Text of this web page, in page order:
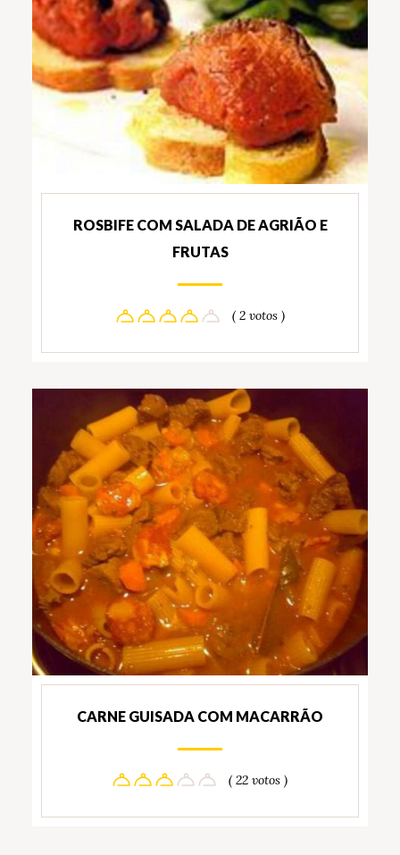
ROSBIFE COM SALADA DE AGRIÃO E
FRUTAS
( 2 votos )
CARNE GUISADA COM MACARRÃO
( 22 votos )